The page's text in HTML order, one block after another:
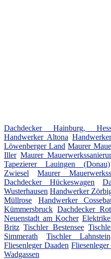
Dachdecker Hainburg,
Handwerker Altona
Löwenberger Land Maurer
Iller Maurer
Tapezierer Lauingen (Donau)
Zwiesel
Maurer
Dachdecker Hückeswagen
Wusterhausen Handwerker
Müllrose
Handwerker
Kümmersbruck Dachdecker
Neuenstadt am Kocher
Britz Tischler Bestensee
Simmerath
Tischler Lahnstein
Fliesenleger Daaden
Wadgassen